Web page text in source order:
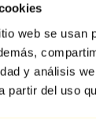
web se usan
y análisis
partir del uso